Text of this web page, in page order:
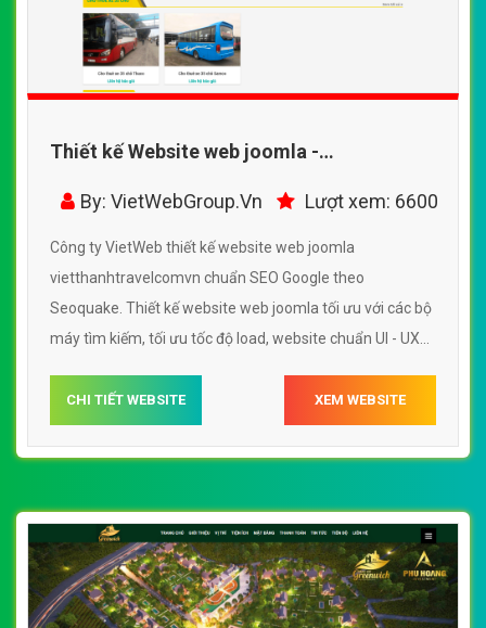
Thiết kế Website web joomla -
vietthanhtravelcomvn
By: VietWebGroup.Vn Lượt xem: 6600
Công ty VietWeb thiết kế website web joomla
vietthanhtravelcomvn chuẩn SEO Google theo
Seoquake. Thiết kế website web joomla tối ưu với các bộ
máy tìm kiếm, tối ưu tốc độ load, website chuẩn UI - UX
joomla vietthanhtravelcomvn
CHI TIẾT WEBSITE XEM WEBSITE